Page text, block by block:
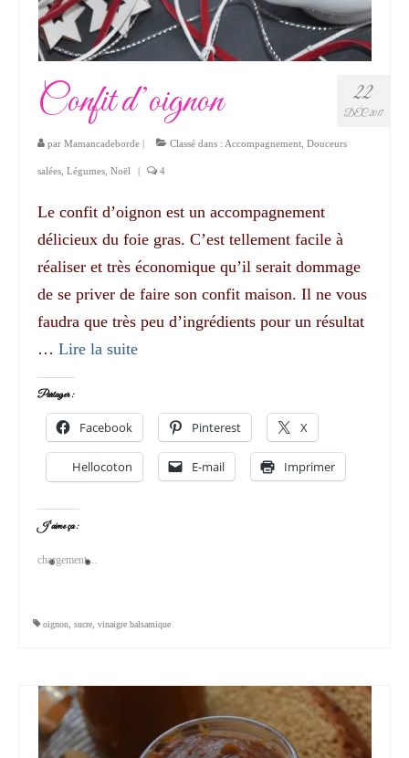
22
DÉC 2017
Confit d’oignon
par Mamancadeborde | Classé dans : Accompagnement Douceurs
salées Légumes Noël | 4
Le confit d’oignon est un accompagnement
délicieux du foie gras. C’est tellement facile à
réaliser et très économique qu’il serait dommage
de se priver de faire son confit maison. Il ne vous
faudra que très peu d’ingrédients pour un résultat
… Lire la suite­­
Partager :
Facebook Pinterest X
Hellocoton E-mail Imprimer
J’aime ça :
chargement…
oignon sucre vinaigre balsamique